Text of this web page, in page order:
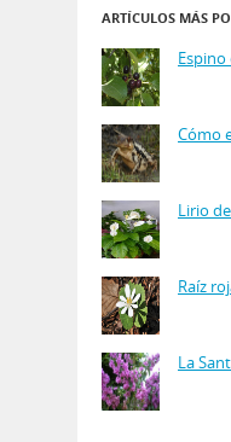
ARTÍCULOS MÁS
Cómo
Lirio
Raíz
La